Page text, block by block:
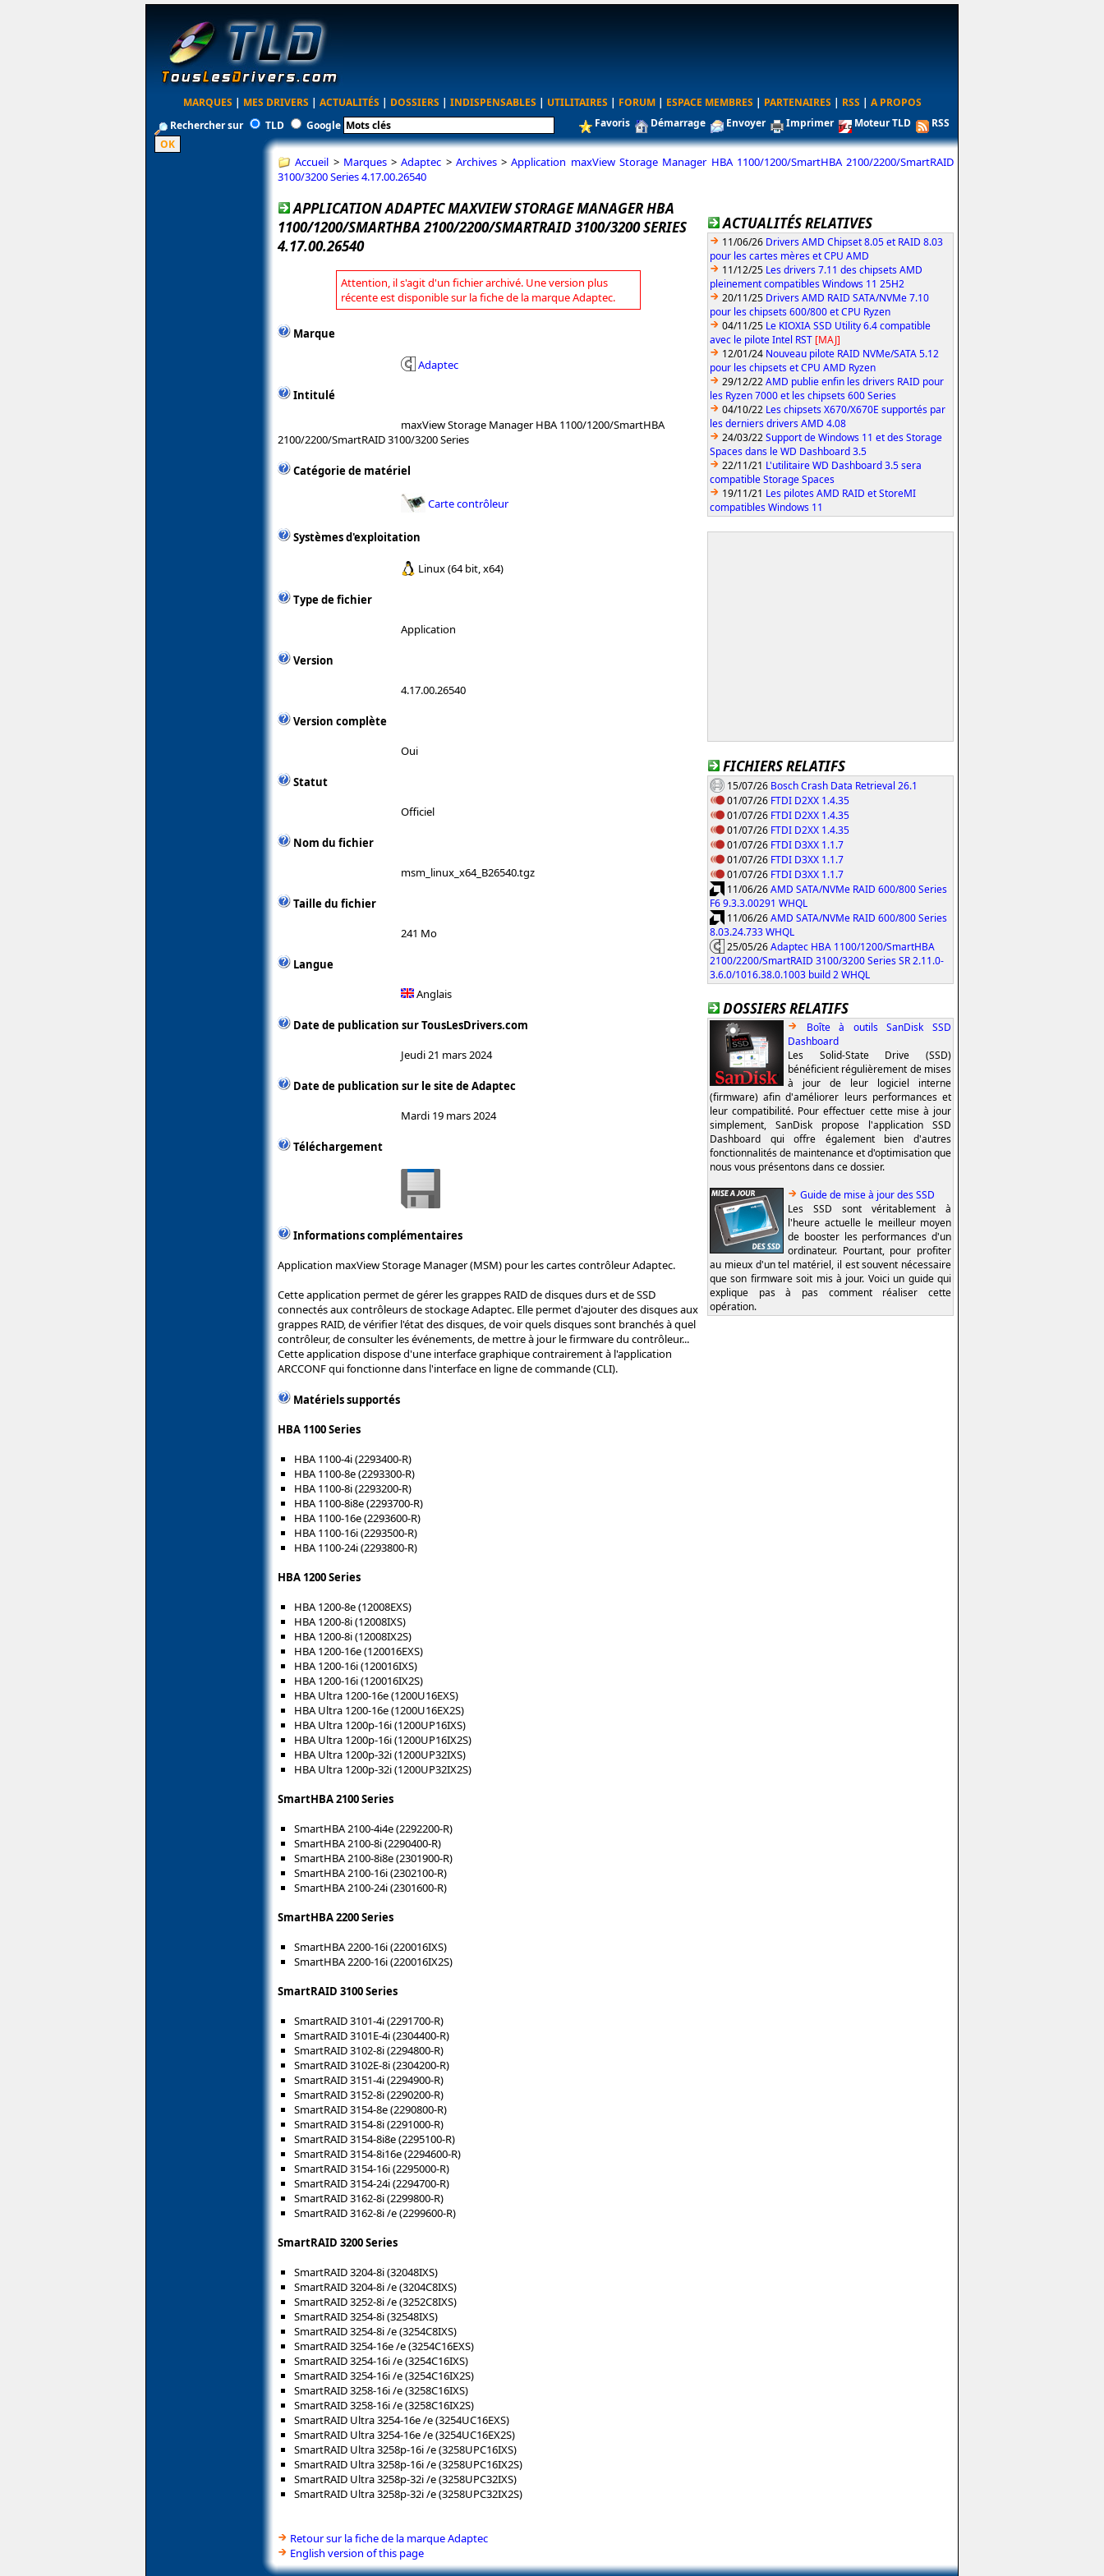
MARQUES | MES DRIVERS | ACTUALITÉS | DOSSIERS | INDISPENSABLES | UTILITAIRES | FORUM | ESPACE MEMBRES | PARTENAIRES | RSS | A PROPOS
Rechercher sur
TLD Google Favoris Démarrage Envoyer Imprimer Moteur TLD RSS
Accueil > Marques>Adaptec > Archives>Application maxView Storage Manager HBA 1100/1200/SmartHBA 2100/2200/SmartRAID
3100/3200 Series 4.17.00.26540
APPLICATION ADAPTEC MAXVIEW STORAGE MANAGER HBA
1100/1200/SMARTHBA 2100/2200/SMARTRAID 3100/3200 SERIES
4.17.00.26540
Attention, il s'agit d'un fichier archivé. Une version plus
récente est disponible sur la fiche de la marque Adaptec.
Marque
Adaptec
Intitulé
maxView Storage Manager HBA 1100/1200/SmartHBA
2100/2200/SmartRAID 3100/3200 Series
Catégorie de matériel
Carte contrôleur
Systèmes d'exploitation
Linux (64 bit, x64)
Type de fichier
Application
Version
4.17.00.26540
Version complète
Oui
Statut
Officiel
Nom du fichier
msm_linux_x64_B26540.tgz
Taille du fichier
241 Mo
Langue
Anglais
Date de publication sur TousLesDrivers.com
Jeudi 21 mars 2024
Date de publication sur le site de Adaptec
Mardi 19 mars 2024
Téléchargement
Informations complémentaires
Application maxView Storage Manager (MSM) pour les cartes contrôleur Adaptec.
Cette application permet de gérer les grappes RAID de disques durs et de SSD
connectés aux contrôleurs de stockage Adaptec. Elle permet d'ajouter des disques aux
grappes RAID, de vérifier l'état des disques, de voir quels disques sont branchés à quel
contrôleur, de consulter les événements, de mettre à jour le firmware du contrôleur...
Cette application dispose d'une interface graphique contrairement à l'application
ARCCONF qui fonctionne dans l'interface en ligne de commande (CLI).
Matériels supportés
HBA 1100 Series
HBA 1100-4i (2293400-R)
HBA 1100-8e (2293300-R)
HBA 1100-8i (2293200-R)
HBA 1100-8i8e (2293700-R)
HBA 1100-16e (2293600-R)
HBA 1100-16i (2293500-R)
HBA 1100-24i (2293800-R)
HBA 1200 Series
HBA 1200-8e (12008EXS)
HBA 1200-8i (12008IXS)
HBA 1200-8i (12008IX2S)
HBA 1200-16e (120016EXS)
HBA 1200-16i (120016IXS)
HBA 1200-16i (120016IX2S)
HBA Ultra 1200-16e (1200U16EXS)
HBA Ultra 1200-16e (1200U16EX2S)
HBA Ultra 1200p-16i (1200UP16IXS)
HBA Ultra 1200p-16i (1200UP16IX2S)
HBA Ultra 1200p-32i (1200UP32IXS)
HBA Ultra 1200p-32i (1200UP32IX2S)
SmartHBA 2100 Series
SmartHBA 2100-4i4e (2292200-R)
SmartHBA 2100-8i (2290400-R)
SmartHBA 2100-8i8e (2301900-R)
SmartHBA 2100-16i (2302100-R)
SmartHBA 2100-24i (2301600-R)
SmartHBA 2200 Series
SmartHBA 2200-16i (220016IXS)
SmartHBA 2200-16i (220016IX2S)
SmartRAID 3100 Series
SmartRAID 3101-4i (2291700-R)
SmartRAID 3101E-4i (2304400-R)
SmartRAID 3102-8i (2294800-R)
SmartRAID 3102E-8i (2304200-R)
SmartRAID 3151-4i (2294900-R)
SmartRAID 3152-8i (2290200-R)
SmartRAID 3154-8e (2290800-R)
SmartRAID 3154-8i (2291000-R)
SmartRAID 3154-8i8e (2295100-R)
SmartRAID 3154-8i16e (2294600-R)
SmartRAID 3154-16i (2295000-R)
SmartRAID 3154-24i (2294700-R)
SmartRAID 3162-8i (2299800-R)
SmartRAID 3162-8i /e (2299600-R)
SmartRAID 3200 Series
SmartRAID 3204-8i (32048IXS)
SmartRAID 3204-8i /e (3204C8IXS)
SmartRAID 3252-8i /e (3252C8IXS)
SmartRAID 3254-8i (32548IXS)
SmartRAID 3254-8i /e (3254C8IXS)
SmartRAID 3254-16e /e (3254C16EXS)
SmartRAID 3254-16i /e (3254C16IXS)
SmartRAID 3254-16i /e (3254C16IX2S)
SmartRAID 3258-16i /e (3258C16IXS)
SmartRAID 3258-16i /e (3258C16IX2S)
SmartRAID Ultra 3254-16e /e (3254UC16EXS)
SmartRAID Ultra 3254-16e /e (3254UC16EX2S)
SmartRAID Ultra 3258p-16i /e (3258UPC16IXS)
SmartRAID Ultra 3258p-16i /e (3258UPC16IX2S)
SmartRAID Ultra 3258p-32i /e (3258UPC32IXS)
SmartRAID Ultra 3258p-32i /e (3258UPC32IX2S)
Retour sur la fiche de la marque Adaptec
English version of this page
ACTUALITÉS RELATIVES
11/06/26 Drivers AMD Chipset 8.05 et RAID 8.03
pour les cartes mères et CPU AMD
11/12/25 Les drivers 7.11 des chipsets AMD
pleinement compatibles Windows 11 25H2
20/11/25 Drivers AMD RAID SATA/NVMe 7.10
pour les chipsets 600/800 et CPU Ryzen
04/11/25 Le KIOXIA SSD Utility 6.4 compatible
avec le pilote Intel RST [MAJ]
12/01/24 Nouveau pilote RAID NVMe/SATA 5.12
pour les chipsets et CPU AMD Ryzen
29/12/22AMD publie enfin les drivers RAID pour
les Ryzen 7000 et les chipsets 600 Series
04/10/22 Les chipsets X670/X670E supportés par
les derniers drivers AMD 4.08
24/03/22Support de Windows 11 et des Storage
Spaces dans le WD Dashboard 3.5
22/11/21 L'utilitaire WD Dashboard 3.5 sera
compatible Storage Spaces
19/11/21 Les pilotes AMD RAID et StoreMI
compatibles Windows 11
FICHIERS RELATIFS
15/07/26 Bosch Crash Data Retrieval 26.1
01/07/26 FTDI D2XX 1.4.35
01/07/26 FTDI D2XX 1.4.35
01/07/26 FTDI D2XX 1.4.35
01/07/26 FTDI D3XX 1.1.7
01/07/26 FTDI D3XX 1.1.7
01/07/26 FTDI D3XX 1.1.7
11/06/26AMD SATA/NVMe RAID 600/800 Series
F6 9.3.3.00291 WHQL
11/06/26AMD SATA/NVMe RAID 600/800 Series
8.03.24.733 WHQL
25/05/26Adaptec HBA 1100/1200/SmartHBA
2100/2200/SmartRAID 3100/3200 Series SR 2.11.0-
3.6.0/1016.38.0.1003 build 2 WHQL
DOSSIERS RELATIFS
Boîte à outils SanDisk SSD
Dashboard
Les Solid-State Drive (SSD)
bénéficient régulièrement de mises
à jour de leur logiciel interne
(firmware) afin d'améliorer leurs performances et
leur compatibilité. Pour effectuer cette mise à jour
simplement, SanDisk propose l'application SSD
Dashboard qui offre également bien d'autres
fonctionnalités de maintenance et d'optimisation que
nous vous présentons dans ce dossier.
Guide de mise à jour des SSD
Les SSD sont véritablement à
l'heure actuelle le meilleur moyen
de booster les performances d'un
ordinateur. Pourtant, pour profiter
au mieux d'un tel matériel, il est souvent nécessaire
que son firmware soit mis à jour. Voici un guide qui
explique pas à pas comment réaliser cette
opération.